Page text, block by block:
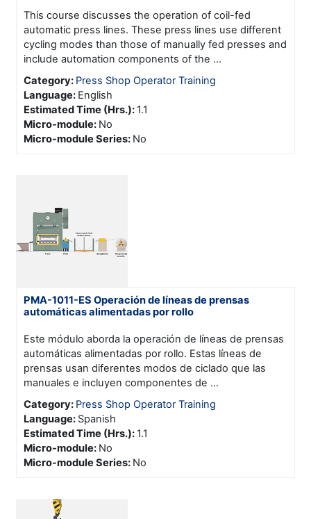
This course discusses the operation of coil-fed
automatic press lines. These press lines use different
cycling modes than those of manually fed presses and
include automation components of the ...
Category: Press Shop Operator Training
Language: English
Estimated Time (Hrs.): 1.1
Micro-module: No
Micro-module Series: No
PMA-1011-ES Operación de líneas de prensas
automáticas alimentadas por rollo
Este módulo aborda la operación de líneas de prensas
automáticas alimentadas por rollo. Estas líneas de
prensas usan diferentes modos de ciclado que las
manuales e incluyen componentes de ...
Category: Press Shop Operator Training
Language: Spanish
Estimated Time (Hrs.): 1.1
Micro-module: No
Micro-module Series: No